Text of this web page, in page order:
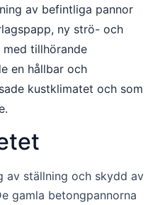
av befintliga pannor
ny strö- och
tillhörande
en hållbar och
kustklimatet och som
av ställning och skydd av
gamla betongpannorna